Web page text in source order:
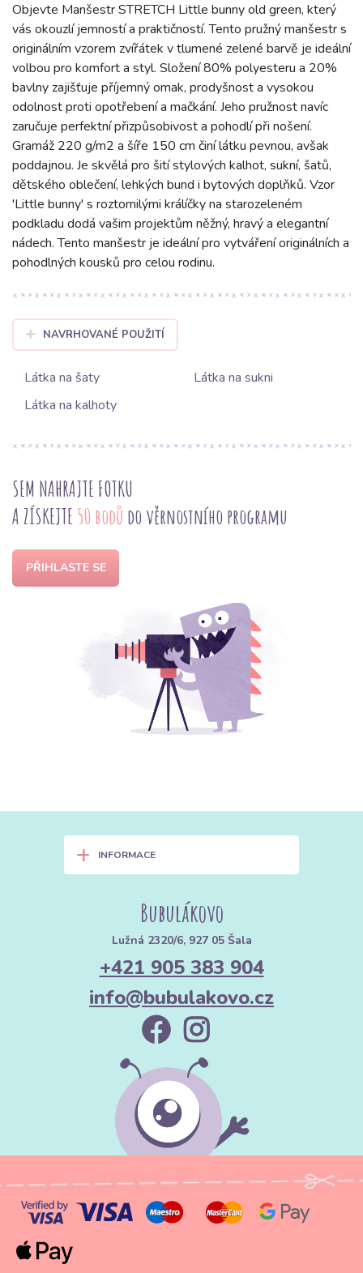
Objevte Manšestr STRETCH Little bunny old green, který
vás okouzlí jemností a praktičností. Tento pružný manšestr s
originálním vzorem zvířátek v tlumené zelené barvě je ideální
volbou pro komfort a styl. Složení 80% polyesteru a 20%
bavlny zajišťuje příjemný omak, prodyšnost a vysokou
odolnost proti opotřebení a mačkání. Jeho pružnost navíc
zaručuje perfektní přizpůsobivost a pohodlí při nošení.
Gramáž 220 g/m2 a šíře 150 cm činí látku pevnou, avšak
poddajnou. Je skvělá pro šití stylových kalhot, sukní, šatů,
dětského oblečení, lehkých bund i bytových doplňků. Vzor
'Little bunny' s roztomilými králíčky na starozeleném
podkladu dodá vašim projektům něžný, hravý a elegantní
nádech. Tento manšestr je ideální pro vytváření originálních a
pohodlných kousků pro celou rodinu.
NAVRHOVANÉ POUŽITÍ
Látka na šaty
Látka na sukni
Látka na kalhoty
SEM NAHRAJTE FOTKU
A ZÍSKEJTE 50 bodů do věrnostního programu
PŘIHLASTE SE
+ INFORMACE
Bubulákovo
Lužná 2320/6, 927 05 Šala
+421 905 383 904
info@bubulakovo.cz